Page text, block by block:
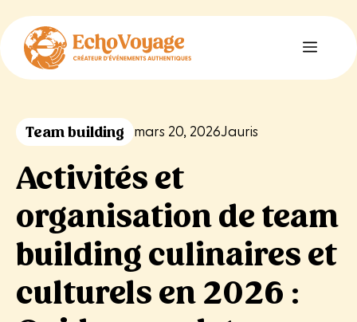
au
contenu
Menu
Team building mars 20, 2026Jauris
Activités et
organisation de team
building culinaires et
culturels en 2026 :